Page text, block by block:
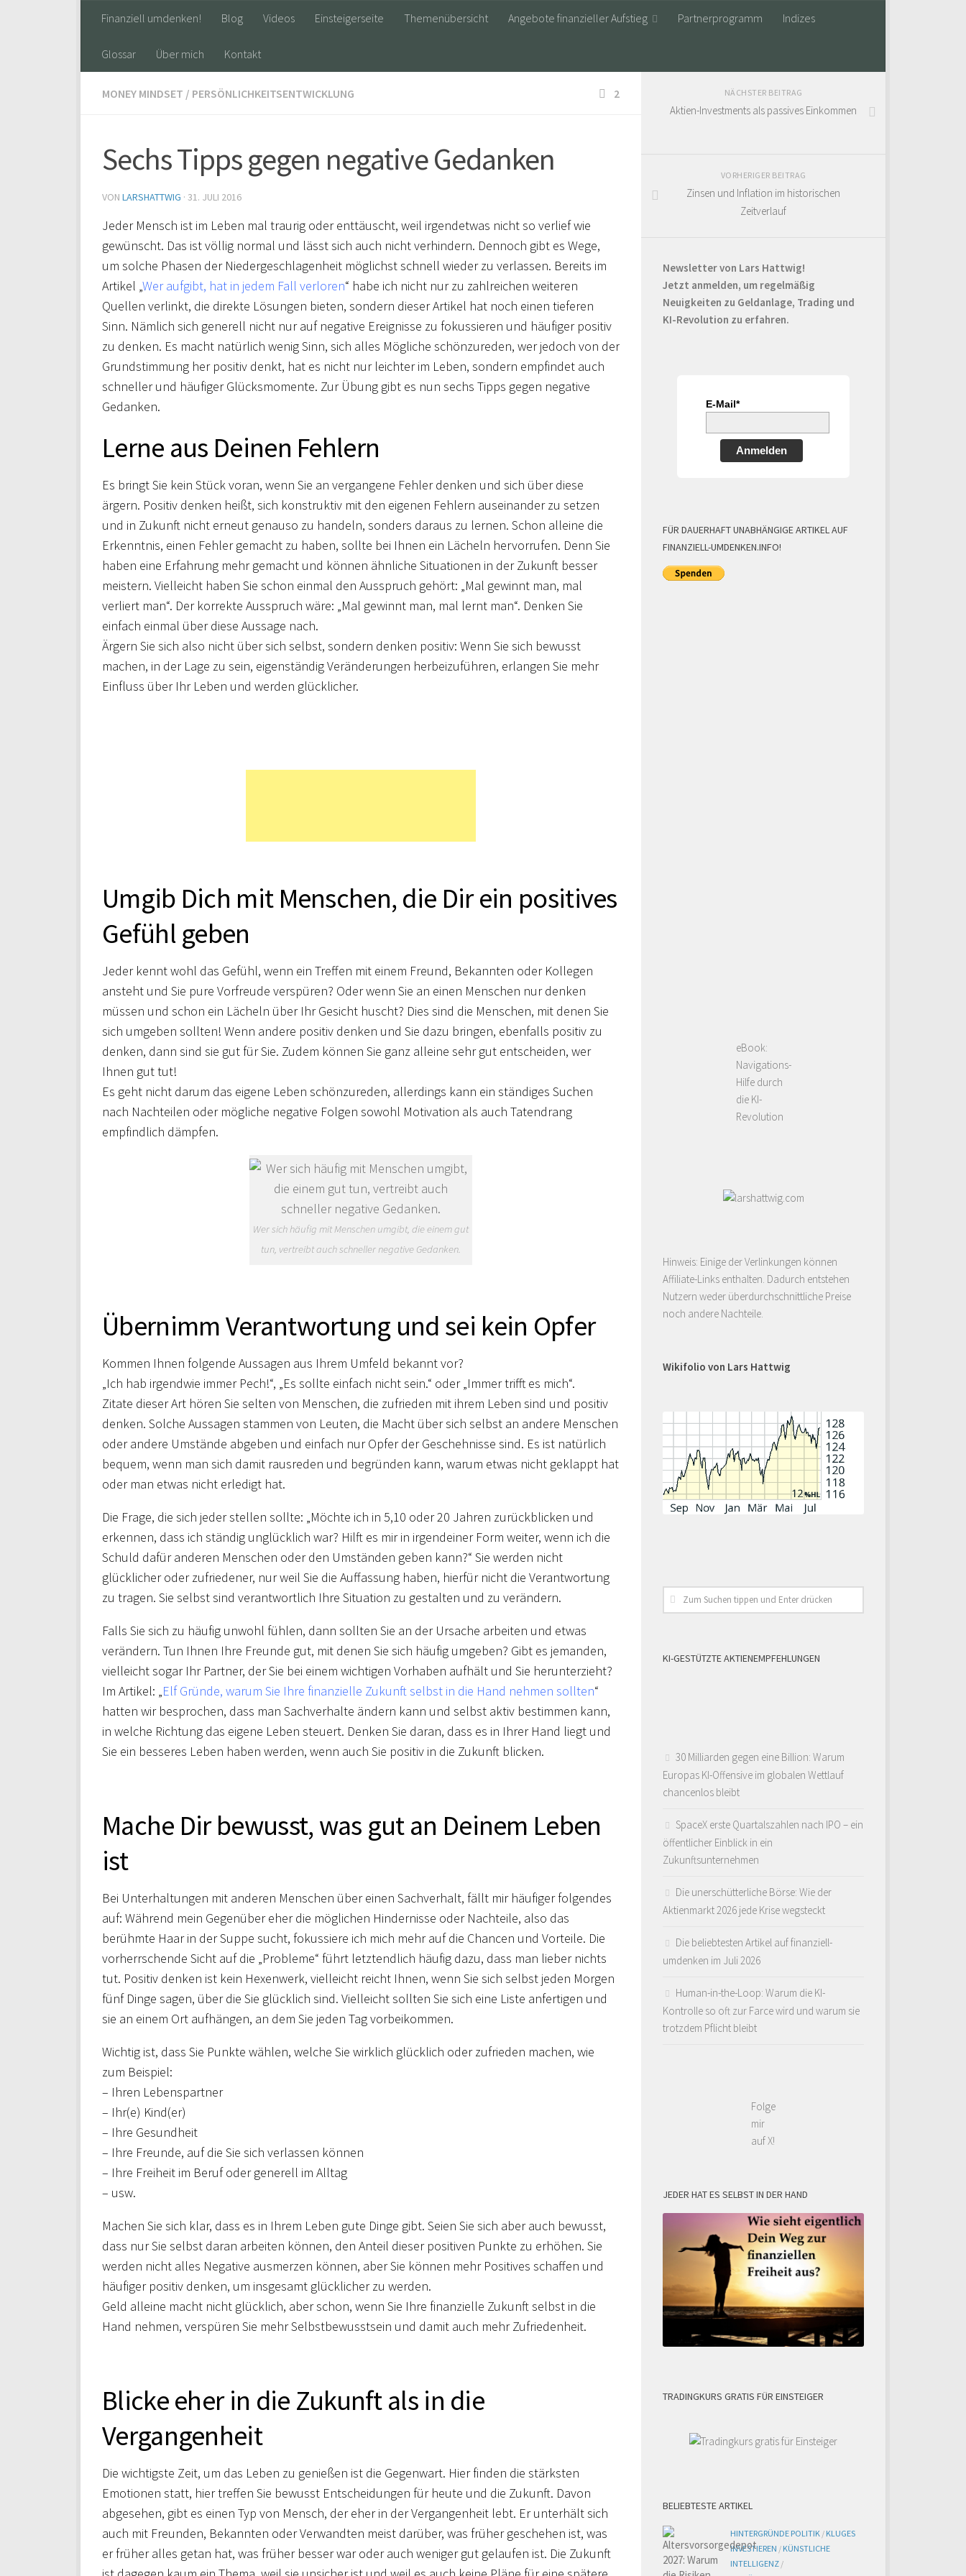
Finanziell umdenken! Blog Videos Einsteigerseite Themenübersicht Angebote finanzieller Aufstieg Partnerprogramm Indizes
Glossar Über mich Kontakt
MONEY MINDSET / PERSÖNLICHKEITSENTWICKLUNG 2
Sechs Tipps gegen negative Gedanken
VON LARSHATTWIG · 31. JULI 2016
Jeder Mensch ist im Leben mal traurig oder enttäuscht, weil irgendetwas nicht so verlief wie
gewünscht. Das ist völlig normal und lässt sich auch nicht verhindern. Dennoch gibt es Wege,
um solche Phasen der Niedergeschlagenheit möglichst schnell wieder zu verlassen. Bereits im
Artikel „Wer aufgibt, hat in jedem Fall verloren“ habe ich nicht nur zu zahlreichen weiteren
Quellen verlinkt, die direkte Lösungen bieten, sondern dieser Artikel hat noch einen tieferen
Sinn. Nämlich sich generell nicht nur auf negative Ereignisse zu fokussieren und häufiger positiv
zu denken. Es macht natürlich wenig Sinn, sich alles Mögliche schönzureden, wer jedoch von der
Grundstimmung her positiv denkt, hat es nicht nur leichter im Leben, sondern empfindet auch
schneller und häufiger Glücksmomente. Zur Übung gibt es nun sechs Tipps gegen negative
Gedanken.
Lerne aus Deinen Fehlern
Es bringt Sie kein Stück voran, wenn Sie an vergangene Fehler denken und sich über diese
ärgern. Positiv denken heißt, sich konstruktiv mit den eigenen Fehlern auseinander zu setzen
und in Zukunft nicht erneut genauso zu handeln, sonders daraus zu lernen. Schon alleine die
Erkenntnis, einen Fehler gemacht zu haben, sollte bei Ihnen ein Lächeln hervorrufen. Denn Sie
haben eine Erfahrung mehr gemacht und können ähnliche Situationen in der Zukunft besser
meistern. Vielleicht haben Sie schon einmal den Ausspruch gehört: „Mal gewinnt man, mal
verliert man“. Der korrekte Ausspruch wäre: „Mal gewinnt man, mal lernt man“. Denken Sie
einfach einmal über diese Aussage nach.
Ärgern Sie sich also nicht über sich selbst, sondern denken positiv: Wenn Sie sich bewusst
machen, in der Lage zu sein, eigenständig Veränderungen herbeizuführen, erlangen Sie mehr
Einfluss über Ihr Leben und werden glücklicher.
Umgib Dich mit Menschen, die Dir ein positives
Gefühl geben
Jeder kennt wohl das Gefühl, wenn ein Treffen mit einem Freund, Bekannten oder Kollegen
ansteht und Sie pure Vorfreude verspüren? Oder wenn Sie an einen Menschen nur denken
müssen und schon ein Lächeln über Ihr Gesicht huscht? Dies sind die Menschen, mit denen Sie
sich umgeben sollten! Wenn andere positiv denken und Sie dazu bringen, ebenfalls positiv zu
denken, dann sind sie gut für Sie. Zudem können Sie ganz alleine sehr gut entscheiden, wer
Ihnen gut tut!
Es geht nicht darum das eigene Leben schönzureden, allerdings kann ein ständiges Suchen
nach Nachteilen oder mögliche negative Folgen sowohl Motivation als auch Tatendrang
empfindlich dämpfen.
Wer sich häufig mit Menschen umgibt, die einem gut
tun, vertreibt auch schneller negative Gedanken.
Übernimm Verantwortung und sei kein Opfer
Kommen Ihnen folgende Aussagen aus Ihrem Umfeld bekannt vor?
„Ich hab irgendwie immer Pech!“, „Es sollte einfach nicht sein.“ oder „Immer trifft es mich“.
Zitate dieser Art hören Sie selten von Menschen, die zufrieden mit ihrem Leben sind und positiv
denken. Solche Aussagen stammen von Leuten, die Macht über sich selbst an andere Menschen
oder andere Umstände abgeben und einfach nur Opfer der Geschehnisse sind. Es ist natürlich
bequem, wenn man sich damit rausreden und begründen kann, warum etwas nicht geklappt hat
oder man etwas nicht erledigt hat.
Die Frage, die sich jeder stellen sollte: „Möchte ich in 5,10 oder 20 Jahren zurückblicken und
erkennen, dass ich ständig unglücklich war? Hilft es mir in irgendeiner Form weiter, wenn ich die
Schuld dafür anderen Menschen oder den Umständen geben kann?“ Sie werden nicht
glücklicher oder zufriedener, nur weil Sie die Auffassung haben, hierfür nicht die Verantwortung
zu tragen. Sie selbst sind verantwortlich Ihre Situation zu gestalten und zu verändern.
Falls Sie sich zu häufig unwohl fühlen, dann sollten Sie an der Ursache arbeiten und etwas
verändern. Tun Ihnen Ihre Freunde gut, mit denen Sie sich häufig umgeben? Gibt es jemanden,
vielleicht sogar Ihr Partner, der Sie bei einem wichtigen Vorhaben aufhält und Sie herunterzieht?
Im Artikel: „Elf Gründe, warum Sie Ihre finanzielle Zukunft selbst in die Hand nehmen sollten“
hatten wir besprochen, dass man Sachverhalte ändern kann und selbst aktiv bestimmen kann,
in welche Richtung das eigene Leben steuert. Denken Sie daran, dass es in Ihrer Hand liegt und
Sie ein besseres Leben haben werden, wenn auch Sie positiv in die Zukunft blicken.
Mache Dir bewusst, was gut an Deinem Leben
ist
Bei Unterhaltungen mit anderen Menschen über einen Sachverhalt, fällt mir häufiger folgendes
auf: Während mein Gegenüber eher die möglichen Hindernisse oder Nachteile, also das
berühmte Haar in der Suppe sucht, fokussiere ich mich mehr auf die Chancen und Vorteile. Die
vorherrschende Sicht auf die „Probleme“ führt letztendlich häufig dazu, dass man lieber nichts
tut. Positiv denken ist kein Hexenwerk, vielleicht reicht Ihnen, wenn Sie sich selbst jeden Morgen
fünf Dinge sagen, über die Sie glücklich sind. Vielleicht sollten Sie sich eine Liste anfertigen und
sie an einem Ort aufhängen, an dem Sie jeden Tag vorbeikommen.
Wichtig ist, dass Sie Punkte wählen, welche Sie wirklich glücklich oder zufrieden machen, wie
zum Beispiel:
– Ihren Lebenspartner
– Ihr(e) Kind(er)
– Ihre Gesundheit
– Ihre Freunde, auf die Sie sich verlassen können
– Ihre Freiheit im Beruf oder generell im Alltag
– usw.
Machen Sie sich klar, dass es in Ihrem Leben gute Dinge gibt. Seien Sie sich aber auch bewusst,
dass nur Sie selbst daran arbeiten können, den Anteil dieser positiven Punkte zu erhöhen. Sie
werden nicht alles Negative ausmerzen können, aber Sie können mehr Positives schaffen und
häufiger positiv denken, um insgesamt glücklicher zu werden.
Geld alleine macht nicht glücklich, aber schon, wenn Sie Ihre finanzielle Zukunft selbst in die
Hand nehmen, verspüren Sie mehr Selbstbewusstsein und damit auch mehr Zufriedenheit.
Blicke eher in die Zukunft als in die
Vergangenheit
Die wichtigste Zeit, um das Leben zu genießen ist die Gegenwart. Hier finden die stärksten
Emotionen statt, hier treffen Sie bewusst Entscheidungen für heute und die Zukunft. Davon
abgesehen, gibt es einen Typ von Mensch, der eher in der Vergangenheit lebt. Er unterhält sich
auch mit Freunden, Bekannten oder Verwandten meist darüber, was früher geschehen ist, was
er früher alles getan hat, was früher besser war oder auch weniger gut gelaufen ist. Die Zukunft
NÄCHSTER BEITRAG
Aktien-Investments als passives Einkommen
VORHERIGER BEITRAG
Zinsen und Inflation im historischen
Zeitverlauf
Newsletter von Lars Hattwig!
Jetzt anmelden, um regelmäßig
Neuigkeiten zu Geldanlage, Trading und
KI-Revolution zu erfahren.
E-Mail*
Anmelden
FÜR DAUERHAFT UNABHÄNGIGE ARTIKEL AUF
FINANZIELL-UMDENKEN.INFO!
eBook:
Navigations-
Hilfe durch
die KI-
Revolution
Hinweis: Einige der Verlinkungen können
Affiliate-Links enthalten. Dadurch entstehen
Nutzern weder überdurchschnittliche Preise
noch andere Nachteile.
Wikifolio von Lars Hattwig
KI-GESTÜTZTE AKTIENEMPFEHLUNGEN
30 Milliarden gegen eine Billion: Warum
Europas KI-Offensive im globalen Wettlauf
chancenlos bleibt
SpaceX erste Quartalszahlen nach IPO – ein
öffentlicher Einblick in ein
Zukunftsunternehmen
Die unerschütterliche Börse: Wie der
Aktienmarkt 2026 jede Krise wegsteckt
Die beliebtesten Artikel auf finanziell-
umdenken im Juli 2026
Human-in-the-Loop: Warum die KI-
Kontrolle so oft zur Farce wird und warum sie
trotzdem Pflicht bleibt
Folge
mir
auf X!
JEDER HAT ES SELBST IN DER HAND
TRADINGKURS GRATIS FÜR EINSTEIGER
BELIEBTESTE ARTIKEL
HINTERGRÜNDE POLITIK / KLUGES
INVESTIEREN / KÜNSTLICHE
INTELLIGENZ /